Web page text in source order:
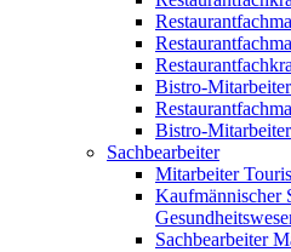
Bistro-
Bistro-Mitarbeiter
Sachbearbeiter
Mitarbeiter
Kaufmännischer
Sachbearbeiter